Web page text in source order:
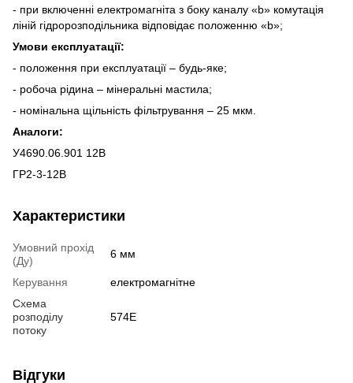
- при включенні електромагніта з боку каналу «b» комутація
ліній гідророзподільника відповідає положенню «b»;
Умови експлуатації:
- положення при експлуатації – будь-яке;
- робоча рідина – мінеральні мастила;
- номінальна щільність фільтрування – 25 мкм.
Аналоги:
У4690.06.901 12В
ГР2-3-12В
Характеристики
Умовний прохід
(Ду)
6 мм
Керування
електромагнітне
Схема
розподілу
потоку
574Е
Відгуки